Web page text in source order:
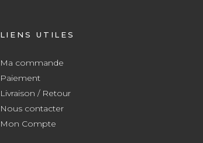
LIENS UTILES
Ma commande
Paiement
Livraison / Retour
Nous contacter
Mon Compte